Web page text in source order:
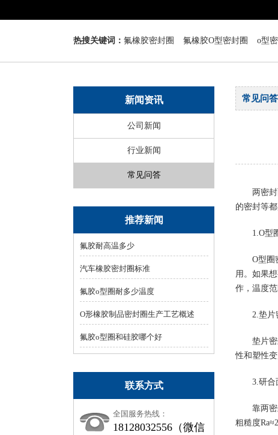
热搜关键词： 氟橡胶密封圈 氟橡胶O型密封圈 o型
新闻资讯
公司新闻
行业新闻
常见问答
推荐新闻
氟胶耐高温多少
汽车橡胶密封圈标准
氟胶o型圈耐多少温度
O形橡胶制品密封圈生产工艺概述
氟胶o型圈和硅胶哪个好
联系方式
全国服务热线：
18128032556（微信
常见问答
两密
的密封等都
1.O型
O型圈
用。如果
作，温度
2.垫片
垫片
性和塑性
3.研合
靠两
粗糙度Ra≈